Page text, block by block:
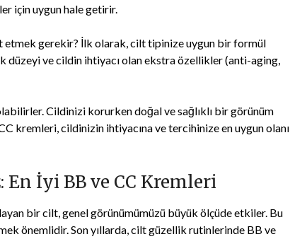
için uygun hale getirir.
etmek gerekir? İlk olarak, cilt tipinize uygun bir formül
düzeyi ve cildin ihtiyacı olan ekstra özellikler (anti-aging,
Cildinizi korurken doğal ve sağlıklı bir görünüm
kremleri, cildinizin ihtiyacına ve tercihinize en uygun olanı
İyi BB ve CC Kremleri
bir cilt, genel görünümümüzü büyük ölçüde etkiler. Bu
önemlidir. Son yıllarda, cilt güzellik rutinlerinde BB ve